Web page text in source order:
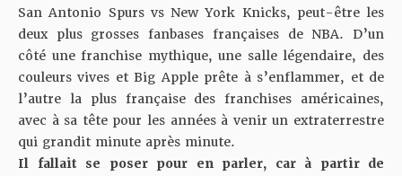
San Antonio Spurs vs New York Knicks, peut-être les
deux plus grosses fanbases françaises de NBA. D’un
côté une franchise mythique, une salle légendaire, des
couleurs vives et Big Apple prête à s’enflammer, et de
l’autre la plus française des franchises américaines,
avec à sa tête pour les années à venir un extraterrestre
qui grandit minute après minute.
Il fallait se poser pour en parler, car à partir de